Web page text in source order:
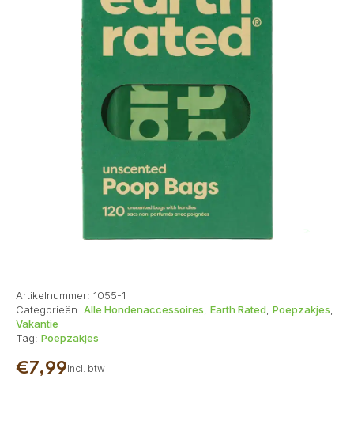
Artikelnummer: 1055-1
Categorieën: Alle Hondenaccessoires Earth Rated Poepzakjes
Vakantie
Tag: Poepzakjes
€7,99Incl. btw